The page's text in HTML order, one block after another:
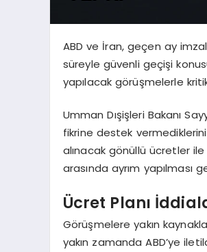
ABD ve İran, geçen ay
süreyle güvenli geçişi
yapılacak görüşmelerle
Umman Dışişleri Bakanı
fikrine destek vermediklerini
alınacak gönüllü ücretler
arasında ayrım yapılması
Ücret Planı
Görüşmelere yakın
yakın zamanda ABD’ye